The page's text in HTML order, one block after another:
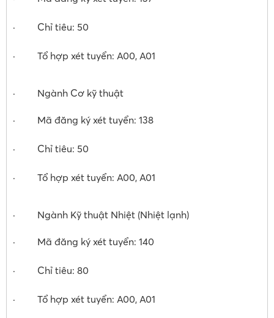
· Chỉ tiêu: 50
· Tổ hợp xét tuyển: A00, A01
· Ngành Cơ kỹ thuật
· Mã đăng ký xét tuyển: 138
· Chỉ tiêu: 50
· Tổ hợp xét tuyển: A00, A01
· Ngành Kỹ thuật Nhiệt (Nhiệt lạnh)
· Mã đăng ký xét tuyển: 140
· Chỉ tiêu: 80
· Tổ hợp xét tuyển: A00, A01